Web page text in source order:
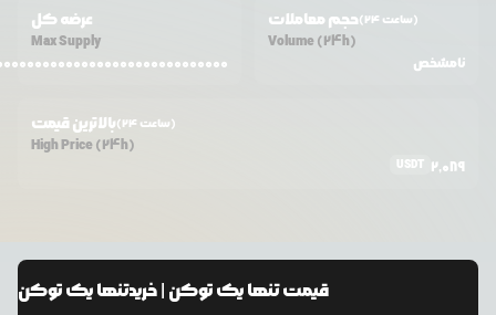
عرضه کل
Max Supply
حجم معاملات (24 ساعت)
Volume (24h)
نامشخص
بالاترین قیمت (24 ساعت)
High Price (24h)
USDT 2,089
قیمتتنها یک توکن | خریدتنها یک توکن